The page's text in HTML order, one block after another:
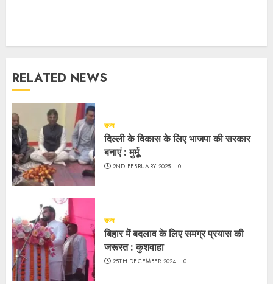
RELATED NEWS
राज्य
दिल्ली के विकास के लिए भाजपा की सरकार
बनाएं : मुर्मू
2ND FEBRUARY 2025 0
राज्य
बिहार में बदलाव के लिए समग्र प्रयास की
जरूरत : कुशवाहा
25TH DECEMBER 2024 0